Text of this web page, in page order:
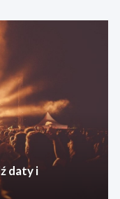
daty i